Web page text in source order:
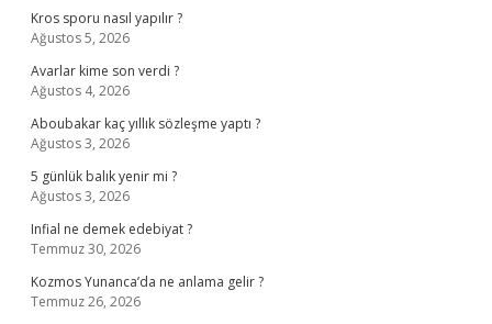
Kros sporu nasıl yapılır ?
Ağustos 5, 2026
Avarlar kime son verdi ?
Ağustos 4, 2026
Aboubakar kaç yıllık sözleşme yaptı ?
Ağustos 3, 2026
5 günlük balık yenir mi ?
Ağustos 3, 2026
Infial ne demek edebiyat ?
Temmuz 30, 2026
Kozmos Yunanca’da ne anlama gelir ?
Temmuz 26, 2026